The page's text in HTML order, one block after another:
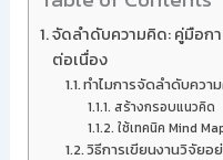
จัดลำดับความคิด: คู่มือกา
ต่อเนื่อง
ทำไมการจัดลำดับคว
สร้างกรอบแนวคิด
ใช้เทคนิค Mind
วิธีการเขียนงานวิจัยอ